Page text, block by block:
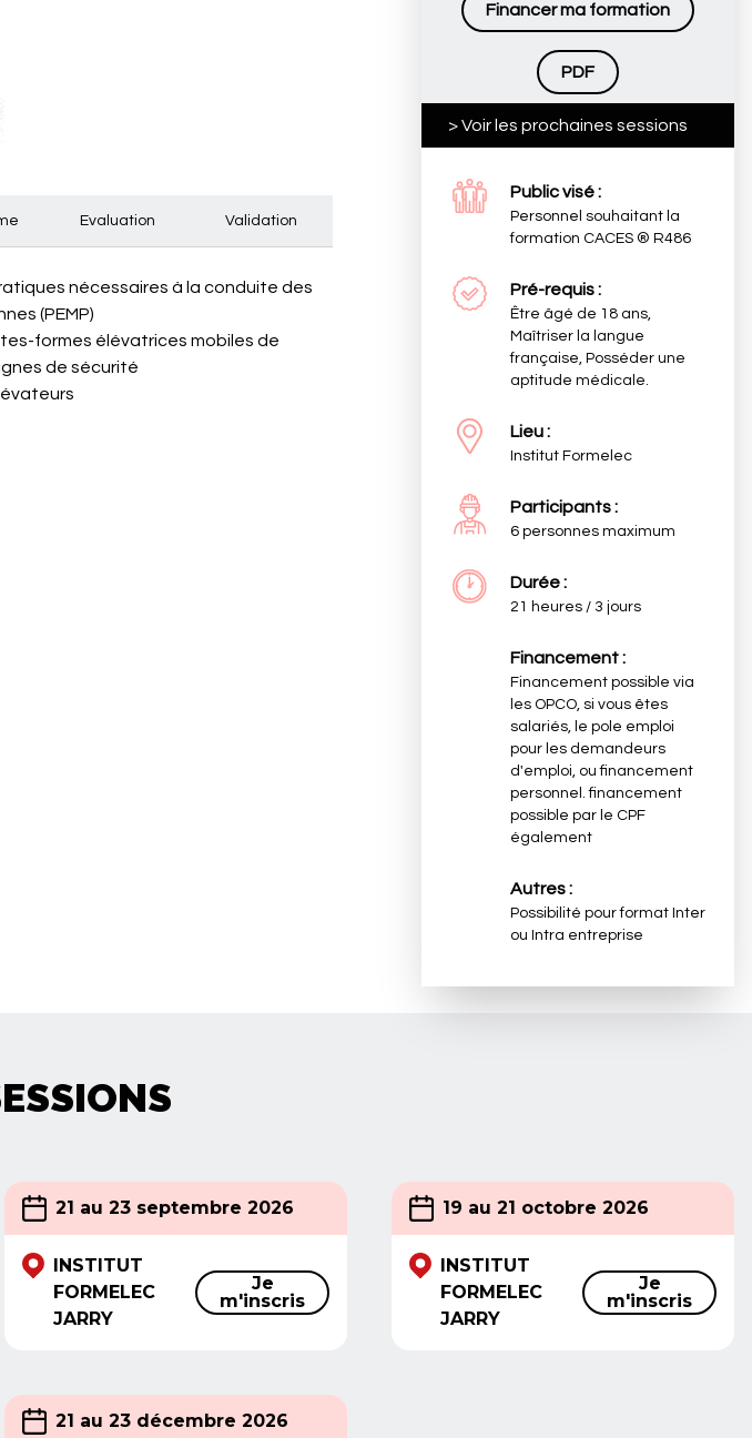
Evaluation Validation
nécessaires à la conduite des
(PEMP)
formes élévatrices mobiles de
de sécurité
Financer ma formation
PDF
> Voir les prochaines sessions
Public visé :
Personnel souhaitant la
formation CACES ® R486
Pré-requis :
Être âgé de 18 ans,
Maîtriser la langue
française, Posséder une
aptitude médicale.
Lieu :
Institut Formelec
Participants :
6 personnes maximum
Durée :
21 heures / 3 jours
Financement :
Financement possible via
les OPCO, si vous êtes
salariés, le pole emploi
pour les demandeurs
d'emploi, ou financement
personnel. financement
possible par le CPF
également
Autres :
Possibilité pour format Inter
ou Intra entreprise
21 au 23 septembre 2026
INSTITUT
FORMELEC
JARRY
Je
m'inscris
19 au 21 octobre 2026
INSTITUT
FORMELEC
JARRY
Je
m'inscris
21 au 23 décembre 2026